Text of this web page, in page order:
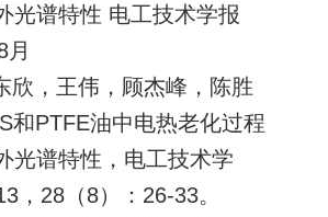
光谱特性 电工技术学报
月
欣，王伟，顾杰峰，陈胜
和PTFE油中电热老化过程
光谱特性，电工技术学
，28（8）：26-33。